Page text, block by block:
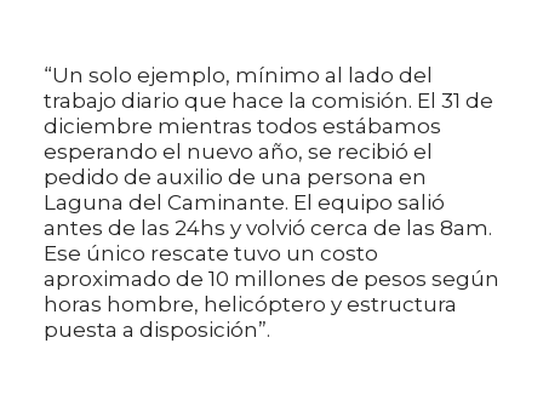
“Un solo ejemplo, mínimo al lado del
trabajo diario que hace la comisión. El 31 de
diciembre mientras todos estábamos
esperando el nuevo año, se recibió el
pedido de auxilio de una persona en
Laguna del Caminante. El equipo salió
antes de las 24hs y volvió cerca de las 8am.
Ese único rescate tuvo un costo
aproximado de 10 millones de pesos según
horas hombre, helicóptero y estructura
puesta a disposición”.